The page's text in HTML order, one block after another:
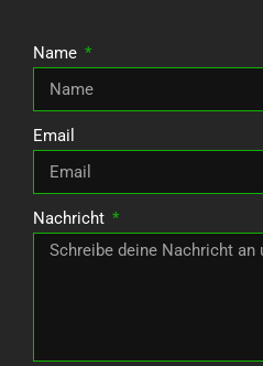
Name
Email
Nachricht